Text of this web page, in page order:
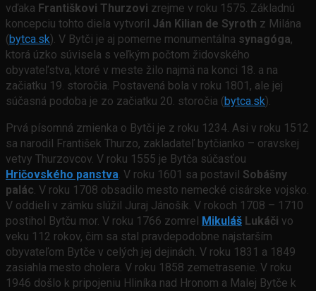
vďaka Františkovi Thurzovi zrejme v roku 1575. Základnú
koncepciu tohto diela vytvoril Ján Kilian de Syroth z Milána
(bytca.sk). V Bytči je aj pomerne monumentálna synagóga,
ktorá úzko súvisela s veľkým počtom židovského
obyvateľstva, ktoré v meste žilo najmä na konci 18. a na
začiatku 19. storočia. Postavená bola v roku 1801, ale jej
súčasná podoba je zo začiatku 20. storočia (bytca.sk).
Prvá písomná zmienka o Bytči je z roku 1234. Asi v roku 1512
sa narodil František Thurzo, zakladateľ bytčianko – oravskej
vetvy Thurzovcov. V roku 1555 je Bytča súčasťou
Hričovského panstva . V roku 1601 sa postavil Sobášny
palác . V roku 1708 obsadilo mesto nemecké cisárske vojsko.
V oddieli v zámku slúžil Juraj Jánošík. V rokoch 1708 – 1710
postihol Bytču mor. V roku 1766 zomrel Mikuláš Lukáči vo
veku 112 rokov, čim sa stal pravdepodobne najstarším
obyvateľom Bytče v celých jej dejinách. V roku 1831 a 1849
zasiahla mesto cholera. V roku 1858 zemetrasenie. V roku
1946 došlo k pripojeniu Hliníka nad Hronom a Malej Bytče k